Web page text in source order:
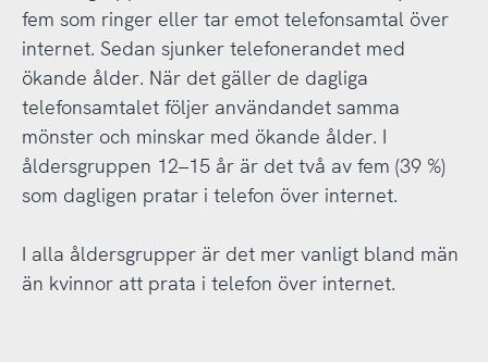
fem som ringer eller tar emot telefonsamtal över
internet. Sedan sjunker telefonerandet med
ökande ålder. När det gäller de dagliga
telefonsamtalet följer användandet samma
mönster och minskar med ökande ålder. I
åldersgruppen 12–15 år är det två av fem (39 %)
som dagligen pratar i telefon över internet.
I alla åldersgrupper är det mer vanligt bland män
än kvinnor att prata i telefon över internet.